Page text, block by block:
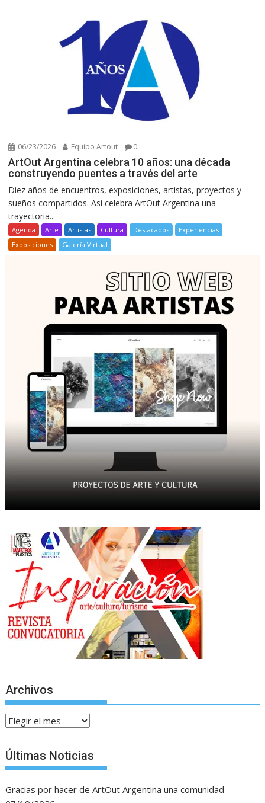
06/23/2026 Equipo Artout 0
ArtOut Argentina celebra 10 años: una década
construyendo puentes a través del arte
Diez años de encuentros, exposiciones, artistas, proyectos y
sueños compartidos. Así celebra ArtOut Argentina una
trayectoria...
Agenda Arte Artistas Cultura Destacados
Experiencias
Exposiciones
Galería Virtual
Archivos
Archivos
Últimas Noticias
Gracias por hacer de ArtOut Argentina una comunidad